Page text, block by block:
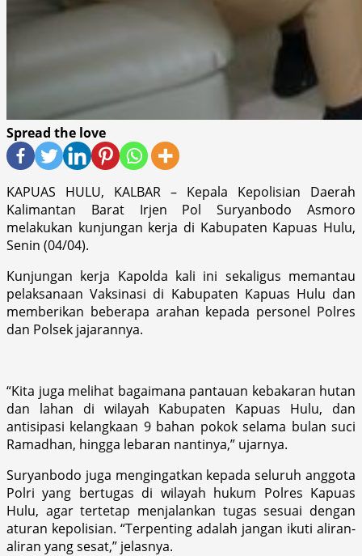
Spread the love
KAPUAS HULU, KALBAR – Kepala Kepolisian Daerah
Kalimantan Barat Irjen Pol Suryanbodo Asmoro
melakukan kunjungan kerja di Kabupaten Kapuas Hulu,
Senin (04/04).
Kunjungan kerja Kapolda kali ini sekaligus memantau
pelaksanaan Vaksinasi di Kabupaten Kapuas Hulu dan
memberikan beberapa arahan kepada personel Polres
dan Polsek jajarannya.
“Kita juga melihat bagaimana pantauan kebakaran hutan
dan lahan di wilayah Kabupaten Kapuas Hulu, dan
antisipasi kelangkaan 9 bahan pokok selama bulan suci
Ramadhan, hingga lebaran nantinya,” ujarnya.
Suryanbodo juga mengingatkan kepada seluruh anggota
Polri yang bertugas di wilayah hukum Polres Kapuas
Hulu, agar tertetap menjalankan tugas sesuai dengan
aturan kepolisian. “Terpenting adalah jangan ikuti aliran-
aliran yang sesat,” jelasnya.